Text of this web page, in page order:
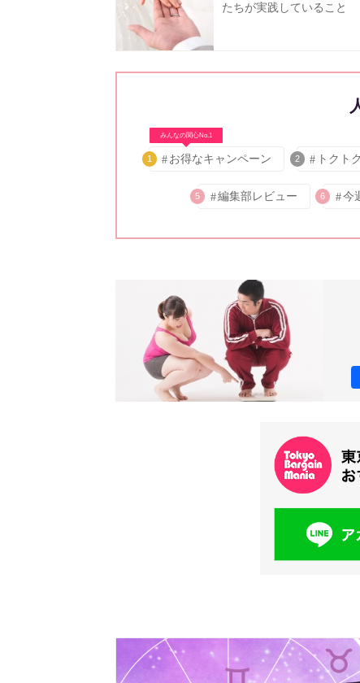
たちが実践していること
みんなの関心No.1
1 お得なキャンペーン 2 トクト
5 編集部レビュー 6 今